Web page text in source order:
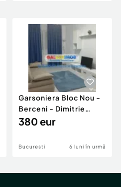
Garsoniera Bloc Nou -
Berceni - Dimitrie
Leonida
380 eur
Bucuresti 6 luni în urmă